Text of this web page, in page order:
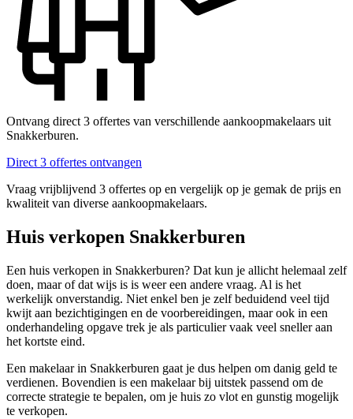
Ontvang direct 3 offertes van verschillende aankoopmakelaars uit
Snakkerburen.
Direct 3 offertes ontvangen
Vraag vrijblijvend 3 offertes op en vergelijk op je gemak de prijs en
kwaliteit van diverse aankoopmakelaars.
Huis verkopen Snakkerburen
Een huis verkopen in Snakkerburen? Dat kun je allicht helemaal zelf
doen, maar of dat wijs is is weer een andere vraag. Al is het
werkelijk onverstandig. Niet enkel ben je zelf beduidend veel tijd
kwijt aan bezichtigingen en de voorbereidingen, maar ook in een
onderhandeling opgave trek je als particulier vaak veel sneller aan
het kortste eind.
Een makelaar in Snakkerburen gaat je dus helpen om danig geld te
verdienen. Bovendien is een makelaar bij uitstek passend om de
correcte strategie te bepalen, om je huis zo vlot en gunstig mogelijk
te verkopen.